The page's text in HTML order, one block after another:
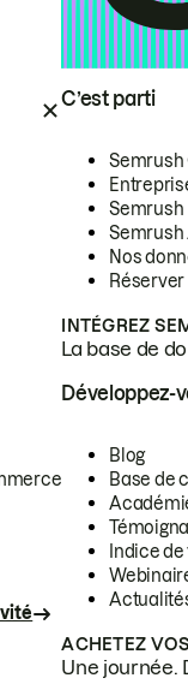
C’est parti
Semrush
Semrush
Semrush
Nos
INTÉGREZ
La base de
Développez-
Blog
Base de
Indice
ACHETEZ
Une journée.